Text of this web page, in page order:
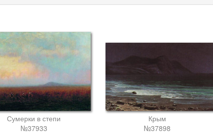
Сумерки в степи
№37933
Крым
№37898